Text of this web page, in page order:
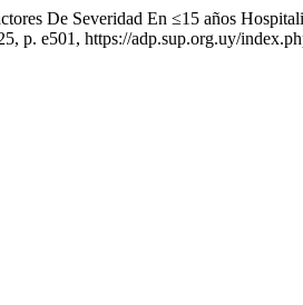
De Severidad En ≤15 años
p. e501, https://adp.sup.org.uy/